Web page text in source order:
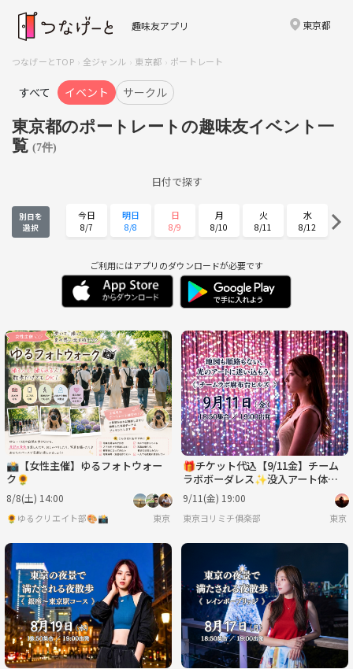
趣味友アプリ 東京都
つなげーとTOP 全ジャンル 東京都 ポートレート
すべて イベント サークル
東京都のポートレートの趣味友イベント一
覧 (7件)
日付で探す
別日を
選択
今日
8/7
明日
8/8
日
8/9
月
8/10
火
8/11
水
8/12
8/13 8/14 8/15 8/16 8/17
水
8/19
木
8/20
土
8/22
日
8/23
8/25 8/26 8/27 8/28 8/29 8/30
月
8/31
火
9/1
水
9/2
木
9/3
金
9/4
土
9/5
ご利用にはアプリのダウンロードが必要です
📸【女性主催】ゆるフォトウォー
ク🌻
8/8(土) 14:00
🌻ゆるクリエイト部🎨📸 東京
🎁チケット代込【9/11金】チーム
ラボボーダレス✨没入アート体験
で心癒されるヨリミチ｜1人参加歓
迎
9/11(金) 19:00
東京ヨリミチ俱楽部 東京